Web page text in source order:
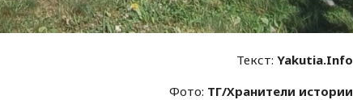
Текст:Yakutia.Info
Фото: ТГ/Хранители истории